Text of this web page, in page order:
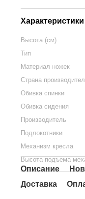
Характеристики
Высота (см)
Тип
Материал ножек
Страна
Обивка спинки
Обивка сидения
Производитель
Подлокотники
Механизм кресла
Высота подъема
Описание
Доставка